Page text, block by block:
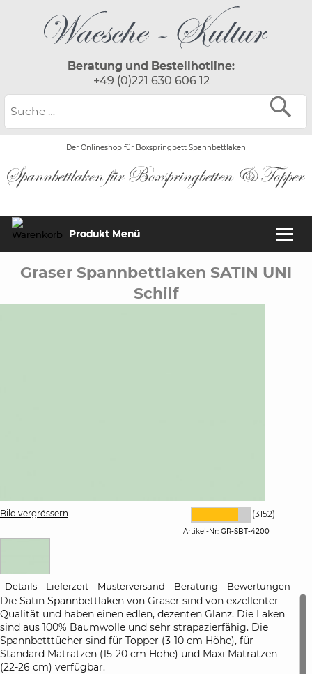
Beratung und Bestellhotline:
+49 (0)221 630 606 12
Der Onlineshop für Boxspringbett Spannbettlaken
Produkt Menü
Graser Spannbettlaken SATIN UNI
Schilf
Bild vergrössern (3152)
Artikel-Nr: GR-SBT-4200
Details Lieferzeit Musterversand Beratung Bewertungen
Die Satin Spannbettlaken von Graser sind von exzellenter
Qualität und haben einen edlen, dezenten Glanz. Die Laken
sind aus 100% Baumwolle und sehr strapazierfähig. Die
Spannbetttücher sind für Topper (3-10 cm Höhe), für
Standard Matratzen (15-20 cm Höhe) und Maxi Matratzen
(22-26 cm) verfügbar.